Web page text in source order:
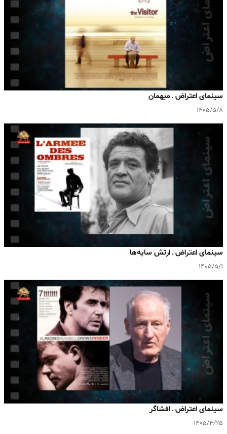
سینمای اعتراض ـ میهمان
۱۴۰۵/۵/۸
سینمای اعتراض ـ ارتش سایه‌ها
۱۴۰۵/۵/۱
سینمای اعتراض ـ افشاگر
۱۴۰۵/۴/۲۵